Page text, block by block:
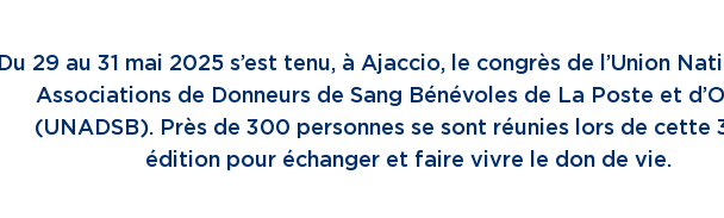
Du 29 au 31 mai 2025 s’est tenu, à Ajaccio, le congrès de l’Union
Associations de Donneurs de Sang Bénévoles de La Poste et
(UNADSB). Près de 300 personnes se sont réunies lors de cette
édition pour échanger et faire vivre le don de vie.